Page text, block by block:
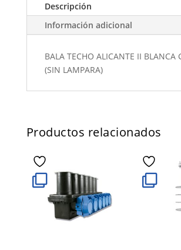
Descripción
Información adicional
BALA TECHO ALICANTE II BLANCA
(SIN LAMPARA)
Productos relacionados